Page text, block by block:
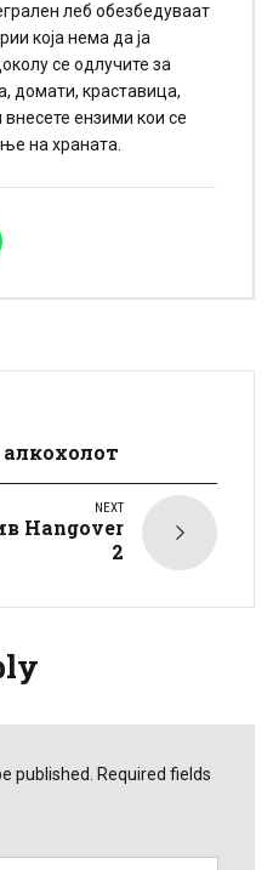
леб обезбедуваат
која нема да ја
се одлучите за
домати, краставица,
ензими кои се
на храната.
NEXT
Hangover
2
published. Required fields